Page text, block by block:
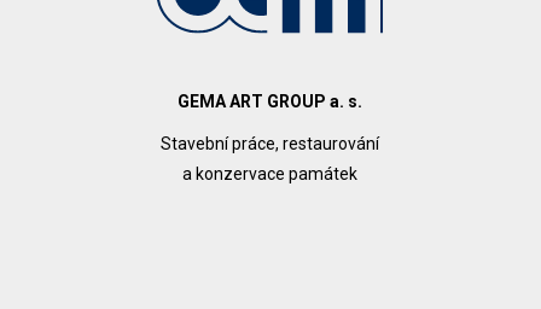
GEMA ART GROUP a. s.
Stavební práce, restaurování
a konzervace památek